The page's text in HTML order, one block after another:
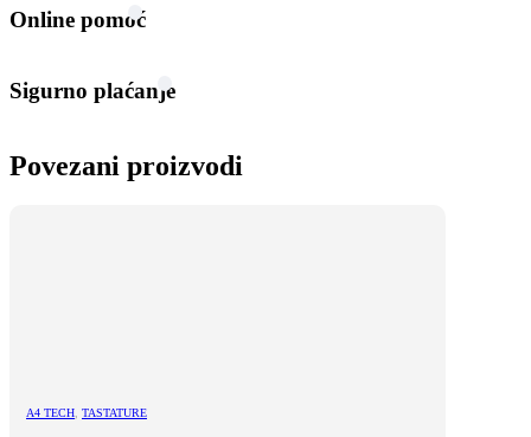
Online pomoć
Sigurno plaćanje
Povezani proizvodi
A4 TECH, TASTATURE